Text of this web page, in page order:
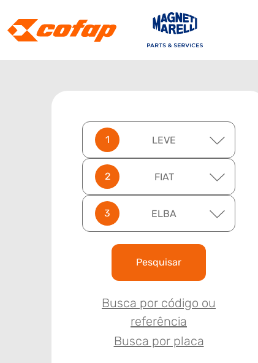
LEVE
FIAT
ELBA
Pesquisar
Busca por código ou
referência
Busca por placa